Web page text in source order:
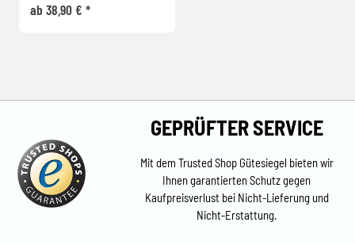
ab 38,90 € *
GEPRÜFTER SERVICE
Mit dem Trusted Shop Gütesiegel bieten wir
Ihnen garantierten Schutz gegen
Kaufpreisverlust bei Nicht-Lieferung und
Nicht-Erstattung.